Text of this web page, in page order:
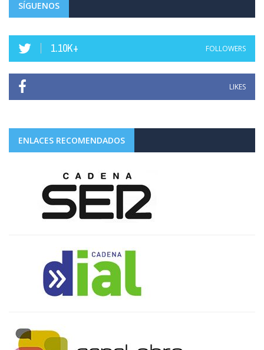
SÍGUENOS
1.10K+ FOLLOWERS
LIKES
ENLACES RECOMENDADOS